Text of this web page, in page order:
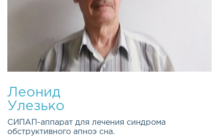
Леонид
Улезько
СИПАП-аппарат для лечения синдрома
обструктивного апноэ сна.